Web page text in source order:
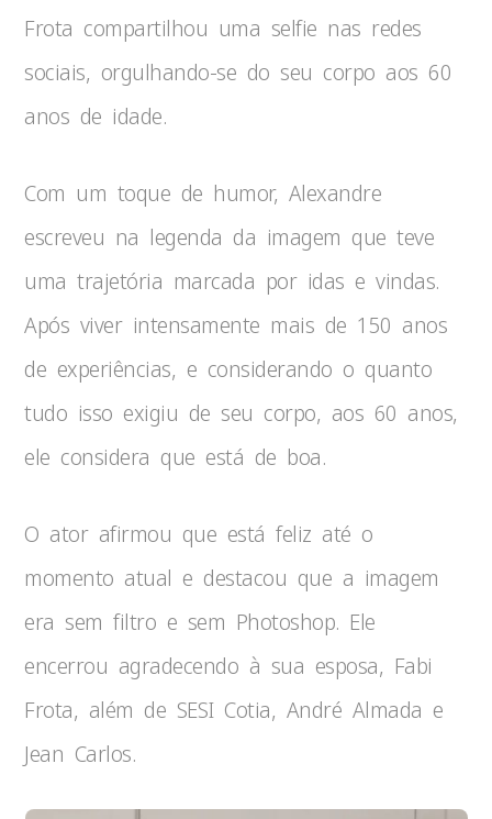
Frota compartilhou uma selfie nas redes
sociais, orgulhando-se do seu corpo aos 60
anos de idade.
Com um toque de humor, Alexandre
escreveu na legenda da imagem que teve
uma trajetória marcada por idas e vindas.
Após viver intensamente mais de 150 anos
de experiências, e considerando o quanto
tudo isso exigiu de seu corpo, aos 60 anos,
ele considera que está de boa.
O ator afirmou que está feliz até o
momento atual e destacou que a imagem
era sem filtro e sem Photoshop. Ele
encerrou agradecendo à sua esposa, Fabi
Frota, além de SESI Cotia, André Almada e
Jean Carlos.